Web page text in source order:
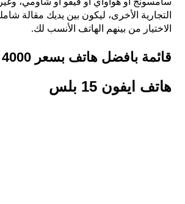
التجارية الأخرى، ليكون بين يديك مقالة
الاختيار من بينهم الهاتف الأنسب لك.
قائمة بافضل هاتف بسعر 4000 ريال 2025
هاتف ايفون 15 بلس